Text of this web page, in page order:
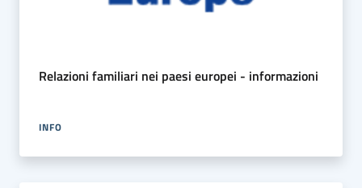
Relazioni familiari nei paesi europei - informazioni
INFO